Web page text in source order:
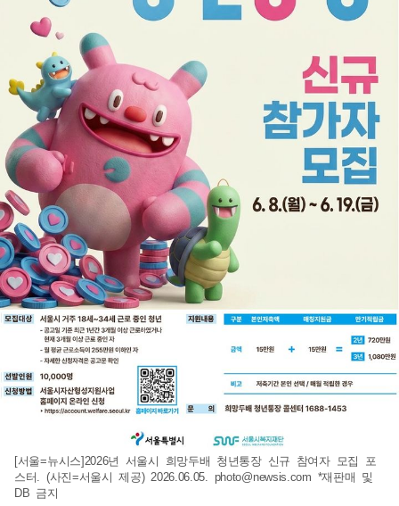
[서울=뉴시스]2026년 서울시 희망두배 청년통장 신규 참여자 모집 포
스터. (사진=서울시 제공) 2026.06.05. photo@newsis.com *재판매 및
DB 금지